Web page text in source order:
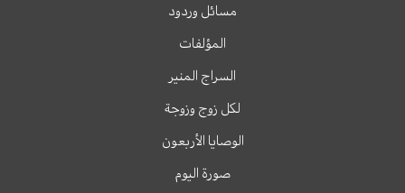
مسائل وردود
المؤلفات
السراج المنير
لكل زوج وزوجة
الوصايا الأربعون
صورة اليوم